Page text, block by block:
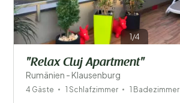
1/4
"Relax Cluj Apartment"
Rumänien - Klausenburg
4 Gäste 1 Schlafzimmer 1 Badezimmer